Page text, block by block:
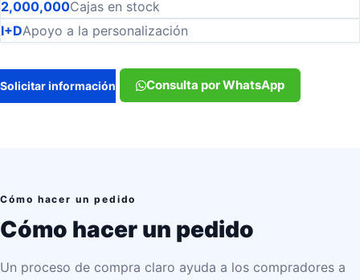
2,000,000Cajas en stock
I+DApoyo a la personalización
Solicitar información Consulta por WhatsApp
Cómo hacer un pedido
Cómo hacer un pedido
Un proceso de compra claro ayuda a los compradores a